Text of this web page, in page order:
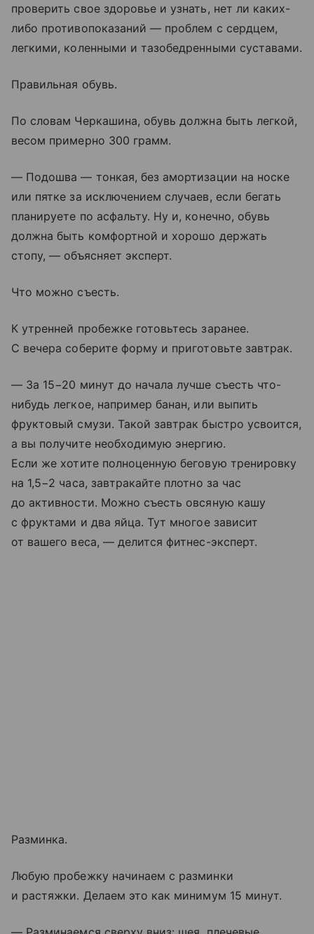
проверить свое здоровье и узнать, нет ли каких-
либо противопоказаний — проблем с сердцем,
легкими, коленными и тазобедренными суставами.
Правильная обувь.
По словам Черкашина, обувь должна быть легкой,
весом примерно 300 грамм.
— Подошва — тонкая, без амортизации на носке
или пятке за исключением случаев, если бегать
планируете по асфальту. Ну и, конечно, обувь
должна быть комфортной и хорошо держать
стопу, — объясняет эксперт.
Что можно съесть.
К утренней пробежке готовьтесь заранее.
С вечера соберите форму и приготовьте завтрак.
— За 15−20 минут до начала лучше съесть что-
нибудь легкое, например банан, или выпить
фруктовый смузи. Такой завтрак быстро усвоится,
а вы получите необходимую энергию.
Если же хотите полноценную беговую тренировку
на 1,5−2 часа, завтракайте плотно за час
до активности. Можно съесть овсяную кашу
с фруктами и два яйца. Тут многое зависит
от вашего веса, — делится фитнес-эксперт.
Разминка.
Любую пробежку начинаем с разминки
и растяжки. Делаем это как минимум 15 минут.